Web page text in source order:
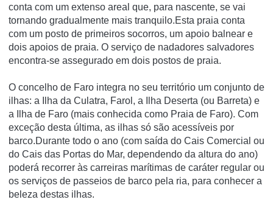
conta com um extenso areal que, para nascente, se vai
tornando gradualmente mais tranquilo.Esta praia conta
com um posto de primeiros socorros, um apoio balnear e
dois apoios de praia. O serviço de nadadores salvadores
encontra-se assegurado em dois postos de praia.
O concelho de Faro integra no seu território um conjunto de
ilhas: a Ilha da Culatra, Farol, a Ilha Deserta (ou Barreta) e
a Ilha de Faro (mais conhecida como Praia de Faro). Com
exceção desta última, as ilhas só são acessíveis por
barco.Durante todo o ano (com saída do Cais Comercial ou
do Cais das Portas do Mar, dependendo da altura do ano)
poderá recorrer às carreiras marítimas de caráter regular ou
os serviços de passeios de barco pela ria, para conhecer a
beleza destas ilhas.